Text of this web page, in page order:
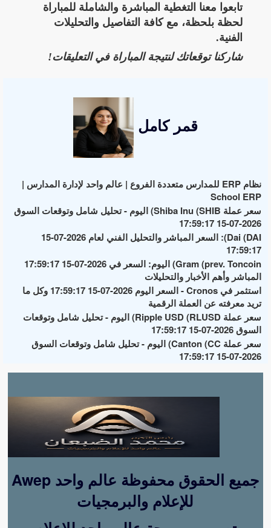
تابعوا معنا التغطية المباشرة والشاملة للمباراة
لحظة بلحظة، مع كافة التفاصيل والتحليلات
الفنية.
شاركنا توقعاتك لنتيجة المباراة في التعليقات!
قمر كامل
نظام ERP للمدارس متعددة الفروع | عالم واحد لإدارة المدارس |
School ERP
سعر عملة Shiba Inu (SHIB) اليوم - تحليل شامل وتوقعات السوق
2026-07-15 17:59:17
Dai (DAI): السعر المباشر والتحليل الفني لعام 2026-07-15
17:59:17
Gram (prev. Toncoin) اليوم: السعر في 2026-07-15 17:59:17
المباشر وأهم الأخبار والتحليلات
استثمر في Cronos - السعر اليوم 2026-07-15 17:59:17 وكل ما
تريد معرفته عن العملة الرقمية
سعر عملة Ripple USD (RLUSD) اليوم - تحليل شامل وتوقعات
السوق 2026-07-15 17:59:17
سعر عملة Canton (CC) اليوم - تحليل شامل وتوقعات السوق
2026-07-15 17:59:17
Awep جميع الحقوق محفوظة عالم واحد
للإعلام والبرمجيات